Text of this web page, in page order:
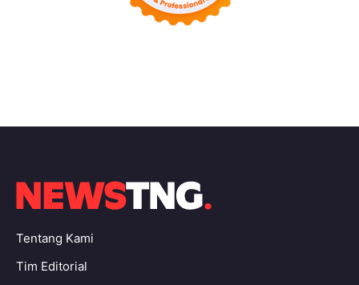
Tentang Kami
Tim Editorial